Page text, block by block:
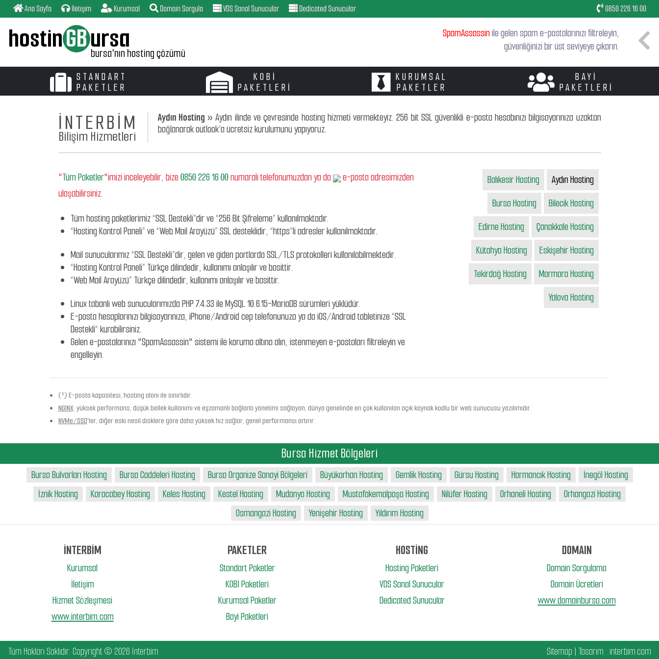
Ana Sayfa İletişim Kurumsal Domain Sorgula VDS Sanal Sunucular Dedicated Sunucular 0850 226 16 00
bursa'nın hosting çözümü
hostinGBursa
E-postalarınızı bilgisayarıza, iphone ve android cep
telefonunuza ya da tabletinize"SSL Güvenlikli"kurabilirsiniz.
SpamAssassinile gelen spam e-postalarınızı filtreleyin,
güvenliğinizi bir üst seviyeye çıkarın.
ve PHP ile MySQL'in son sürümleri yüklüdür.
"Türkçe Kontrol Paneli"ile hosting
Web sitemizde yayınlanan paketlerin dışındasize özel
STANDART
PAKETLER
KOBİ
PAKETLERİ
KURUMSAL
PAKETLER
BAYİ
PAKETLERİ
İNTERBİM
Bilişim Hizmetleri
Aydın Hosting »Aydın ilinde ve çevresinde hosting hizmeti vermekteyiz. 256 bit SSL güvenlikli e-posta hesabınızı bilgisayarınıza uzaktan
bağlanarak outlook’a ücretsiz kurulumunu yapıyoruz.
"Tüm Paketler"imizi inceleyebilir, bize0850 226 16 00numaralı telefonumuzdan ya da
e-posta adresimizden
ulaşabilirsiniz.
Tüm hosting paketlerimiz “SSL Destekli”dir ve “256 Bit Şifreleme” kullanılmaktadır.
“Hosting Kontrol Paneli” ve “Web Mail Arayüzü” SSL desteklidir, “https”li adresler kullanılmaktadır.
Mail sunucularımız “SSL Destekli”dir, gelen ve giden portlarda SSL/TLS protokolleri kullanılabilmektedir.
“Hosting Kontrol Paneli” Türkçe dilindedir, kullanımı anlaşılır ve basittir.
“Web Mail Arayüzü” Türkçe dilindedir, kullanımı anlaşılır ve basittir.
Linux tabanlı web sunucularımızda PHP 7.4.33 ile MySQL 10.6.15-MariaDB sürümleri yüklüdür.
E-posta hesaplarınızı bilgisayarınıza, iPhone/Android cep telefonunuza ya da iOS/Android tabletinize “SSL
Destekli“ kurabilirsiniz.
Gelen e-postalarınızı "SpamAssassin" sistemi ile koruma altına alın, istenmeyen e-postaları filtreleyin ve
engelleyin.
Aydın Hosting
Balıkesir Hosting
Bilecik Hosting
Bursa Hosting
Çanakkale Hosting
Edirne Hosting
Eskişehir Hosting
Kütahya Hosting
Marmara Hosting
Tekirdağ Hosting
Yalova Hosting
(¹) E-posta kapasitesi, hosting alanı ile sınırlıdır.
NGINX; yüksek performans, düşük bellek kullanımı ve eşzamanlı bağlantı yönetimi sağlayan, dünya genelinde en çok kullanılan açık kaynak kodlu bir web sunucusu yazılımıdır.
NVMe/SSD'ler, diğer eski nesil disklere göre daha yüksek hız sağlar, genel performansı artırır.
Bursa Hizmet Bölgeleri
Bursa Bulvarları Hosting Bursa Caddeleri Hosting Bursa Organize Sanayi Bölgeleri Büyükorhan Hosting Gemlik Hosting Gürsu Hosting Harmancık Hosting
İnegöl Hosting
İznik Hosting
Karacabey Hosting Keles Hosting Kestel Hosting Mudanya Hosting Mustafakemalpaşa Hosting Nilüfer Hosting Orhaneli Hosting
Orhangazi Hosting
Osmangazi Hosting
Yenişehir Hosting Yıldırım Hosting
İNTERBİM
Kurumsal
İletişim
Hizmet Sözleşmesi
www.interbim.com
PAKETLER
Standart Paketler
KOBİ Paketleri
Kurumsal Paketler
Bayi Paketleri
HOSTİNG
Hosting Paketleri
VDS Sanal Sunucular
Dedicated Sunucular
DOMAIN
Domain Sorgulama
Domain Ücretleri
www.domainbursa.com
Tüm Hakları Saklıdır. Copyright © 2026 İnterbim Sitemap | Tasarım : interbim.com